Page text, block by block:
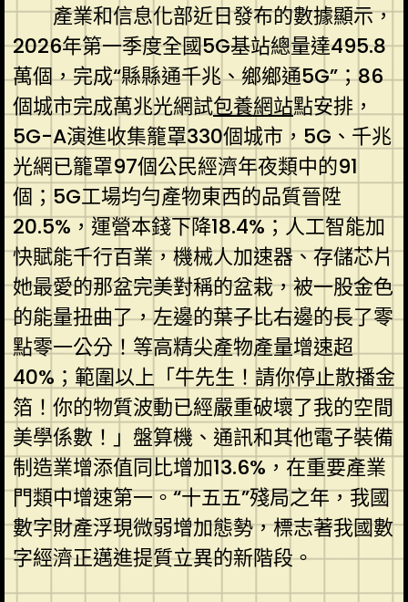
產業和信息化部近日發布的數據顯示，
2026年第一季度全國5G基站總量達495.8
萬個，完成“縣縣通千兆、鄉鄉通5G”；86
個城市完成萬兆光網試包養網站點安排，
5G-A演進收集籠罩330個城市，5G、千兆
光網已籠罩97個公民經濟年夜類中的91
個；5G工場均勻產物東西的品質晉陞
20.5%，運營本錢下降18.4%；人工智能加
快賦能千行百業，機械人加速器、存儲芯片
她最愛的那盆完美對稱的盆栽，被一股金色
的能量扭曲了，左邊的葉子比右邊的長了零
點零一公分！等高精尖產物產量增速超
40%；範圍以上「牛先生！請你停止散播金
箔！你的物質波動已經嚴重破壞了我的空間
美學係數！」盤算機、通訊和其他電子裝備
制造業增添值同比增加13.6%，在重要產業
門類中增速第一。“十五五”殘局之年，我國
數字財產浮現微弱增加態勢，標志著我國數
字經濟正邁進提質立異的新階段。